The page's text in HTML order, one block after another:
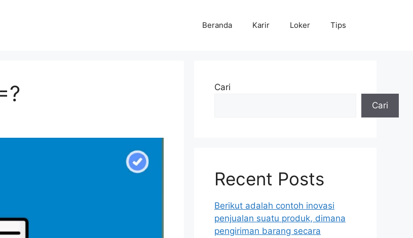
Beranda Karir Loker Tips
Cari
Cari
Recent Posts
Berikut adalah contoh inovasi
penjualan suatu produk, dimana
pengiriman barang secara